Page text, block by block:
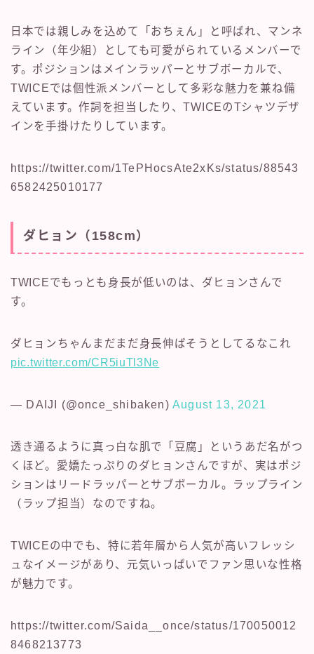
日本では親しみを込めて「おちぇん」と呼ばれ、マンネ
ライン（年少組）としても可愛がられているメンバーで
す。ポジションはメインラッパーとサブボーカルで、
TWICEでは個性派メンバーとして多彩な魅力を兼ね備
えています。作詞を担当したり、TWICEのTシャツデザ
インを手掛けたりしています。
https://twitter.com/1TePHocsAte2xKs/status/88543
6582425010177
ダヒョン（158cm）
TWICEでもっとも身長が低いのは、ダヒョンさんで
す。
ダヒョンちゃんまだまだ身長伸ばそうとしてるなこれ
pic.twitter.com/CR5iuTl3Ne
— DAIJI (@once_shibaken) August 13, 2021
透き通るように真っ白な肌で「豆腐」というあだ名がつ
くほど。愛嬌たっぷりのダヒョンさんですが、実はポジ
ションはリードラッパーとサブボーカル。ラップライン
（ラップ担当）なのですね。
TWICEの中でも、特に若年層から人気が高いフレッシ
ュなイメージがあり、元気いっぱいでファン思いな性格
が魅力です。
https://twitter.com/Saida__once/status/170050012
8468213773